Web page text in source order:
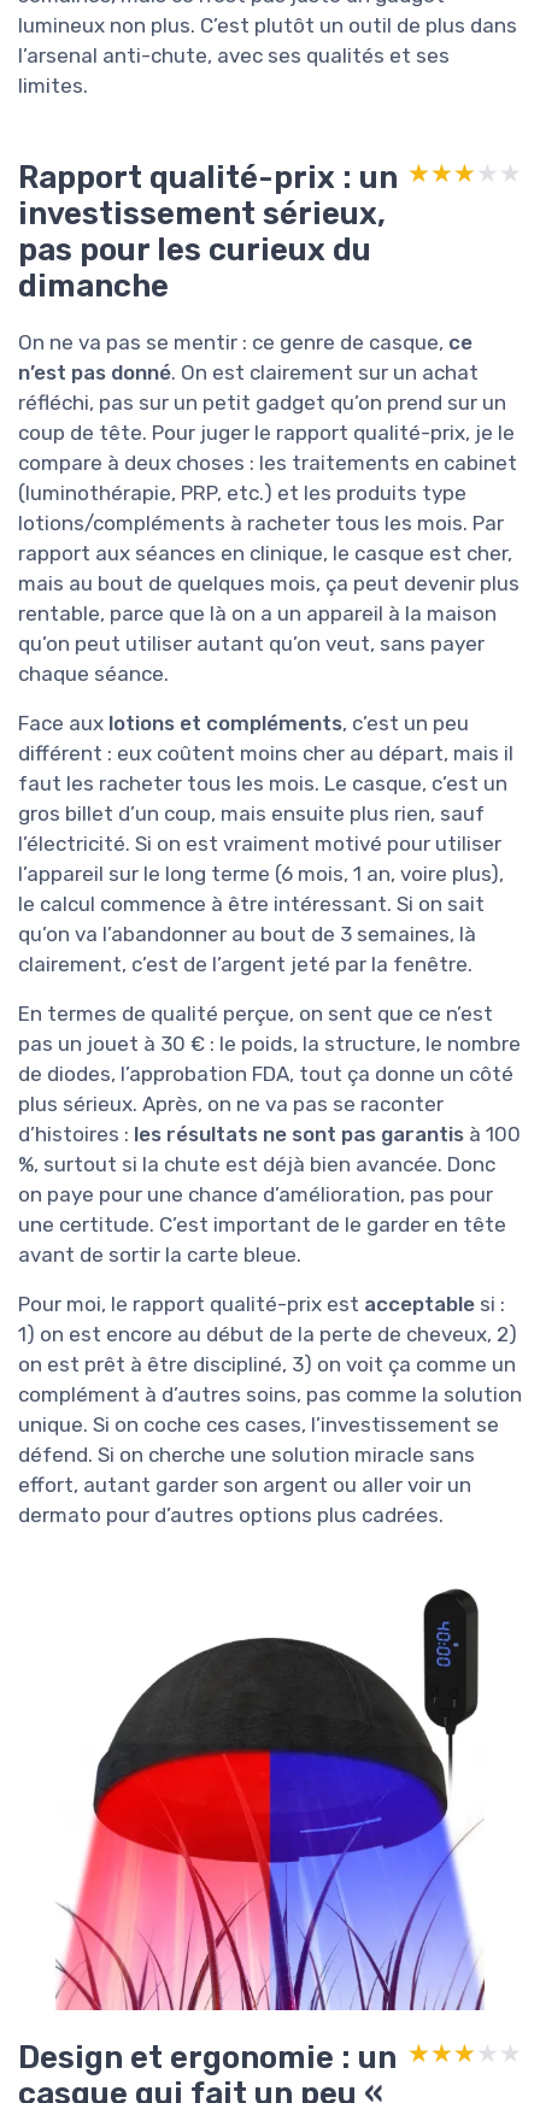
lumineux non plus. C’est plutôt un outil de plus dans
l’arsenal anti-chute, avec ses qualités et ses
limites.
Rapport qualité-prix : un
investissement sérieux,
pas pour les curieux du
dimanche
★★★★★
★★★★★
On ne va pas se mentir : ce genre de casque, ce
n’est pas donné. On est clairement sur un achat
réfléchi, pas sur un petit gadget qu’on prend sur un
coup de tête. Pour juger le rapport qualité-prix, je le
compare à deux choses : les traitements en cabinet
(luminothérapie, PRP, etc.) et les produits type
lotions/compléments à racheter tous les mois. Par
rapport aux séances en clinique, le casque est cher,
mais au bout de quelques mois, ça peut devenir plus
rentable, parce que là on a un appareil à la maison
qu’on peut utiliser autant qu’on veut, sans payer
chaque séance.
Face aux lotions et compléments, c’est un peu
différent : eux coûtent moins cher au départ, mais il
faut les racheter tous les mois. Le casque, c’est un
gros billet d’un coup, mais ensuite plus rien, sauf
l’électricité. Si on est vraiment motivé pour utiliser
l’appareil sur le long terme (6 mois, 1 an, voire plus),
le calcul commence à être intéressant. Si on sait
qu’on va l’abandonner au bout de 3 semaines, là
clairement, c’est de l’argent jeté par la fenêtre.
En termes de qualité perçue, on sent que ce n’est
pas un jouet à 30 € : le poids, la structure, le nombre
de diodes, l’approbation FDA, tout ça donne un côté
plus sérieux. Après, on ne va pas se raconter
d’histoires : les résultats ne sont pas garantis à 100
%, surtout si la chute est déjà bien avancée. Donc
on paye pour une chance d’amélioration, pas pour
une certitude. C’est important de le garder en tête
avant de sortir la carte bleue.
Pour moi, le rapport qualité-prix est acceptable si :
1) on est encore au début de la perte de cheveux, 2)
on est prêt à être discipliné, 3) on voit ça comme un
complément à d’autres soins, pas comme la solution
unique. Si on coche ces cases, l’investissement se
défend. Si on cherche une solution miracle sans
effort, autant garder son argent ou aller voir un
dermato pour d’autres options plus cadrées.
Design et ergonomie : un
casque qui fait un peu «
★★★★★
★★★★★